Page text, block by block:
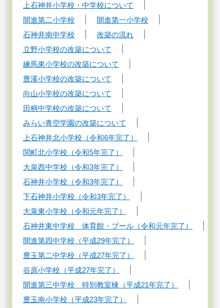
上石神井小学校・中学校について
開進第二小学校
開進第一小学校
石神井南中学校
改築の流れ
立野小学校の改築について
練馬東小学校の改築について
豊溪小学校の改築について
向山小学校の改築について
田柄中学校の改築について
みらい青空学園の改築について
上石神井北小学校（令和6年完了）
関町北小学校（令和5年完了）
大泉西中学校（令和3年完了）
石神井小学校（令和3年完了）
下石神井小学校（令和3年完了）
大泉東小学校（令和元年完了）
石神井東中学校 体育館・プール（令和元年完了）
開進第四中学校（平成29年完了）
豊玉第二中学校（平成27年完了）
谷原小学校（平成27年完了）
開進第三中学校 特別教室棟（平成21年完了）
豊玉南小学校（平成23年完了）